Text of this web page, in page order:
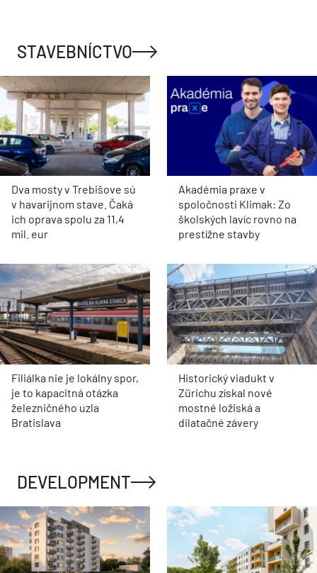
STAVEBNÍCTVO
Dva mosty v Trebišove sú
v havarijnom stave. Čaká
ich oprava spolu za 11,4
mil. eur
Akadémia praxe v
spoločnosti Klimak: Zo
školských lavíc rovno na
prestížne stavby
Filiálka nie je lokálny spor,
je to kapacitná otázka
železničného uzla
Bratislava
Historický viadukt v
Zürichu získal nové
mostné ložiská a
dilatačné závery
DEVELOPMENT